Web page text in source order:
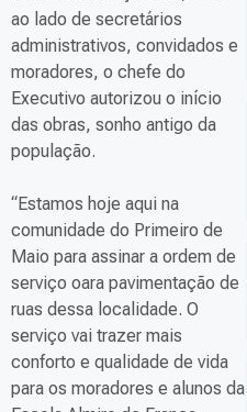
ao lado de secretários
administrativos, convidados e
moradores, o chefe do
Executivo autorizou o início
das obras, sonho antigo da
população.
“Estamos hoje aqui na
comunidade do Primeiro de
Maio para assinar a ordem de
serviço oara pavimentação de
ruas dessa localidade. O
serviço vai trazer mais
conforto e qualidade de vida
para os moradores e alunos da